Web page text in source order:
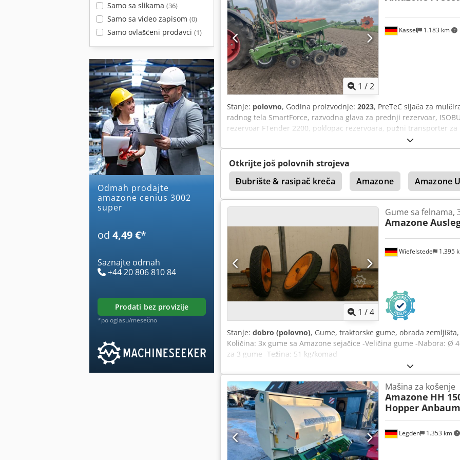
Samo sa slikama (36)
Samo sa video zapisom (0)
Samo ovlašćeni prodavci (1)
Odmah prodajte
amazone cenius 3002
super
od 4,49 €*
Saznajte odmah
+44 20 806 810 84
prodati bez provizije
*po oglasu/mesečno
1 /2
Kassel 1.183 km
Stanje: polovno, Godina proizvodnje: 2023, PreTeC sijača za
radnog tela SmartForce, razvodna glava za prednji rezervoar,
rezervoar FTender 2200, poklopac rezervoara, pužni transporter
transportnom stazom (autonomna), ISOBUS upravljanje mašinom.
Otkrijte još polovnih strojeva
Đubrište & rasipač kreča
Amazone Amazone
Amazone Uf 901 Amazone Uf 1501
1 /4
Wiefelstede 1.395
Gume sa felnama,
Amazone
Stanje: dobro (polovno), Gume, traktorske gume, obrada
Količina: 3x gume sa Amazone sejačice -Veličina gume -Nabora: Ø
za 3 gume -Težina: 51 kg/komad
Legden 1.353 km
Mašina za košenje
Amazone HH
Hopper